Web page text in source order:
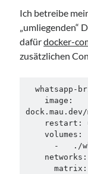
Ich betreibe
„umliegenden“
dafürdocker-
zusätzlichen
      matrix: